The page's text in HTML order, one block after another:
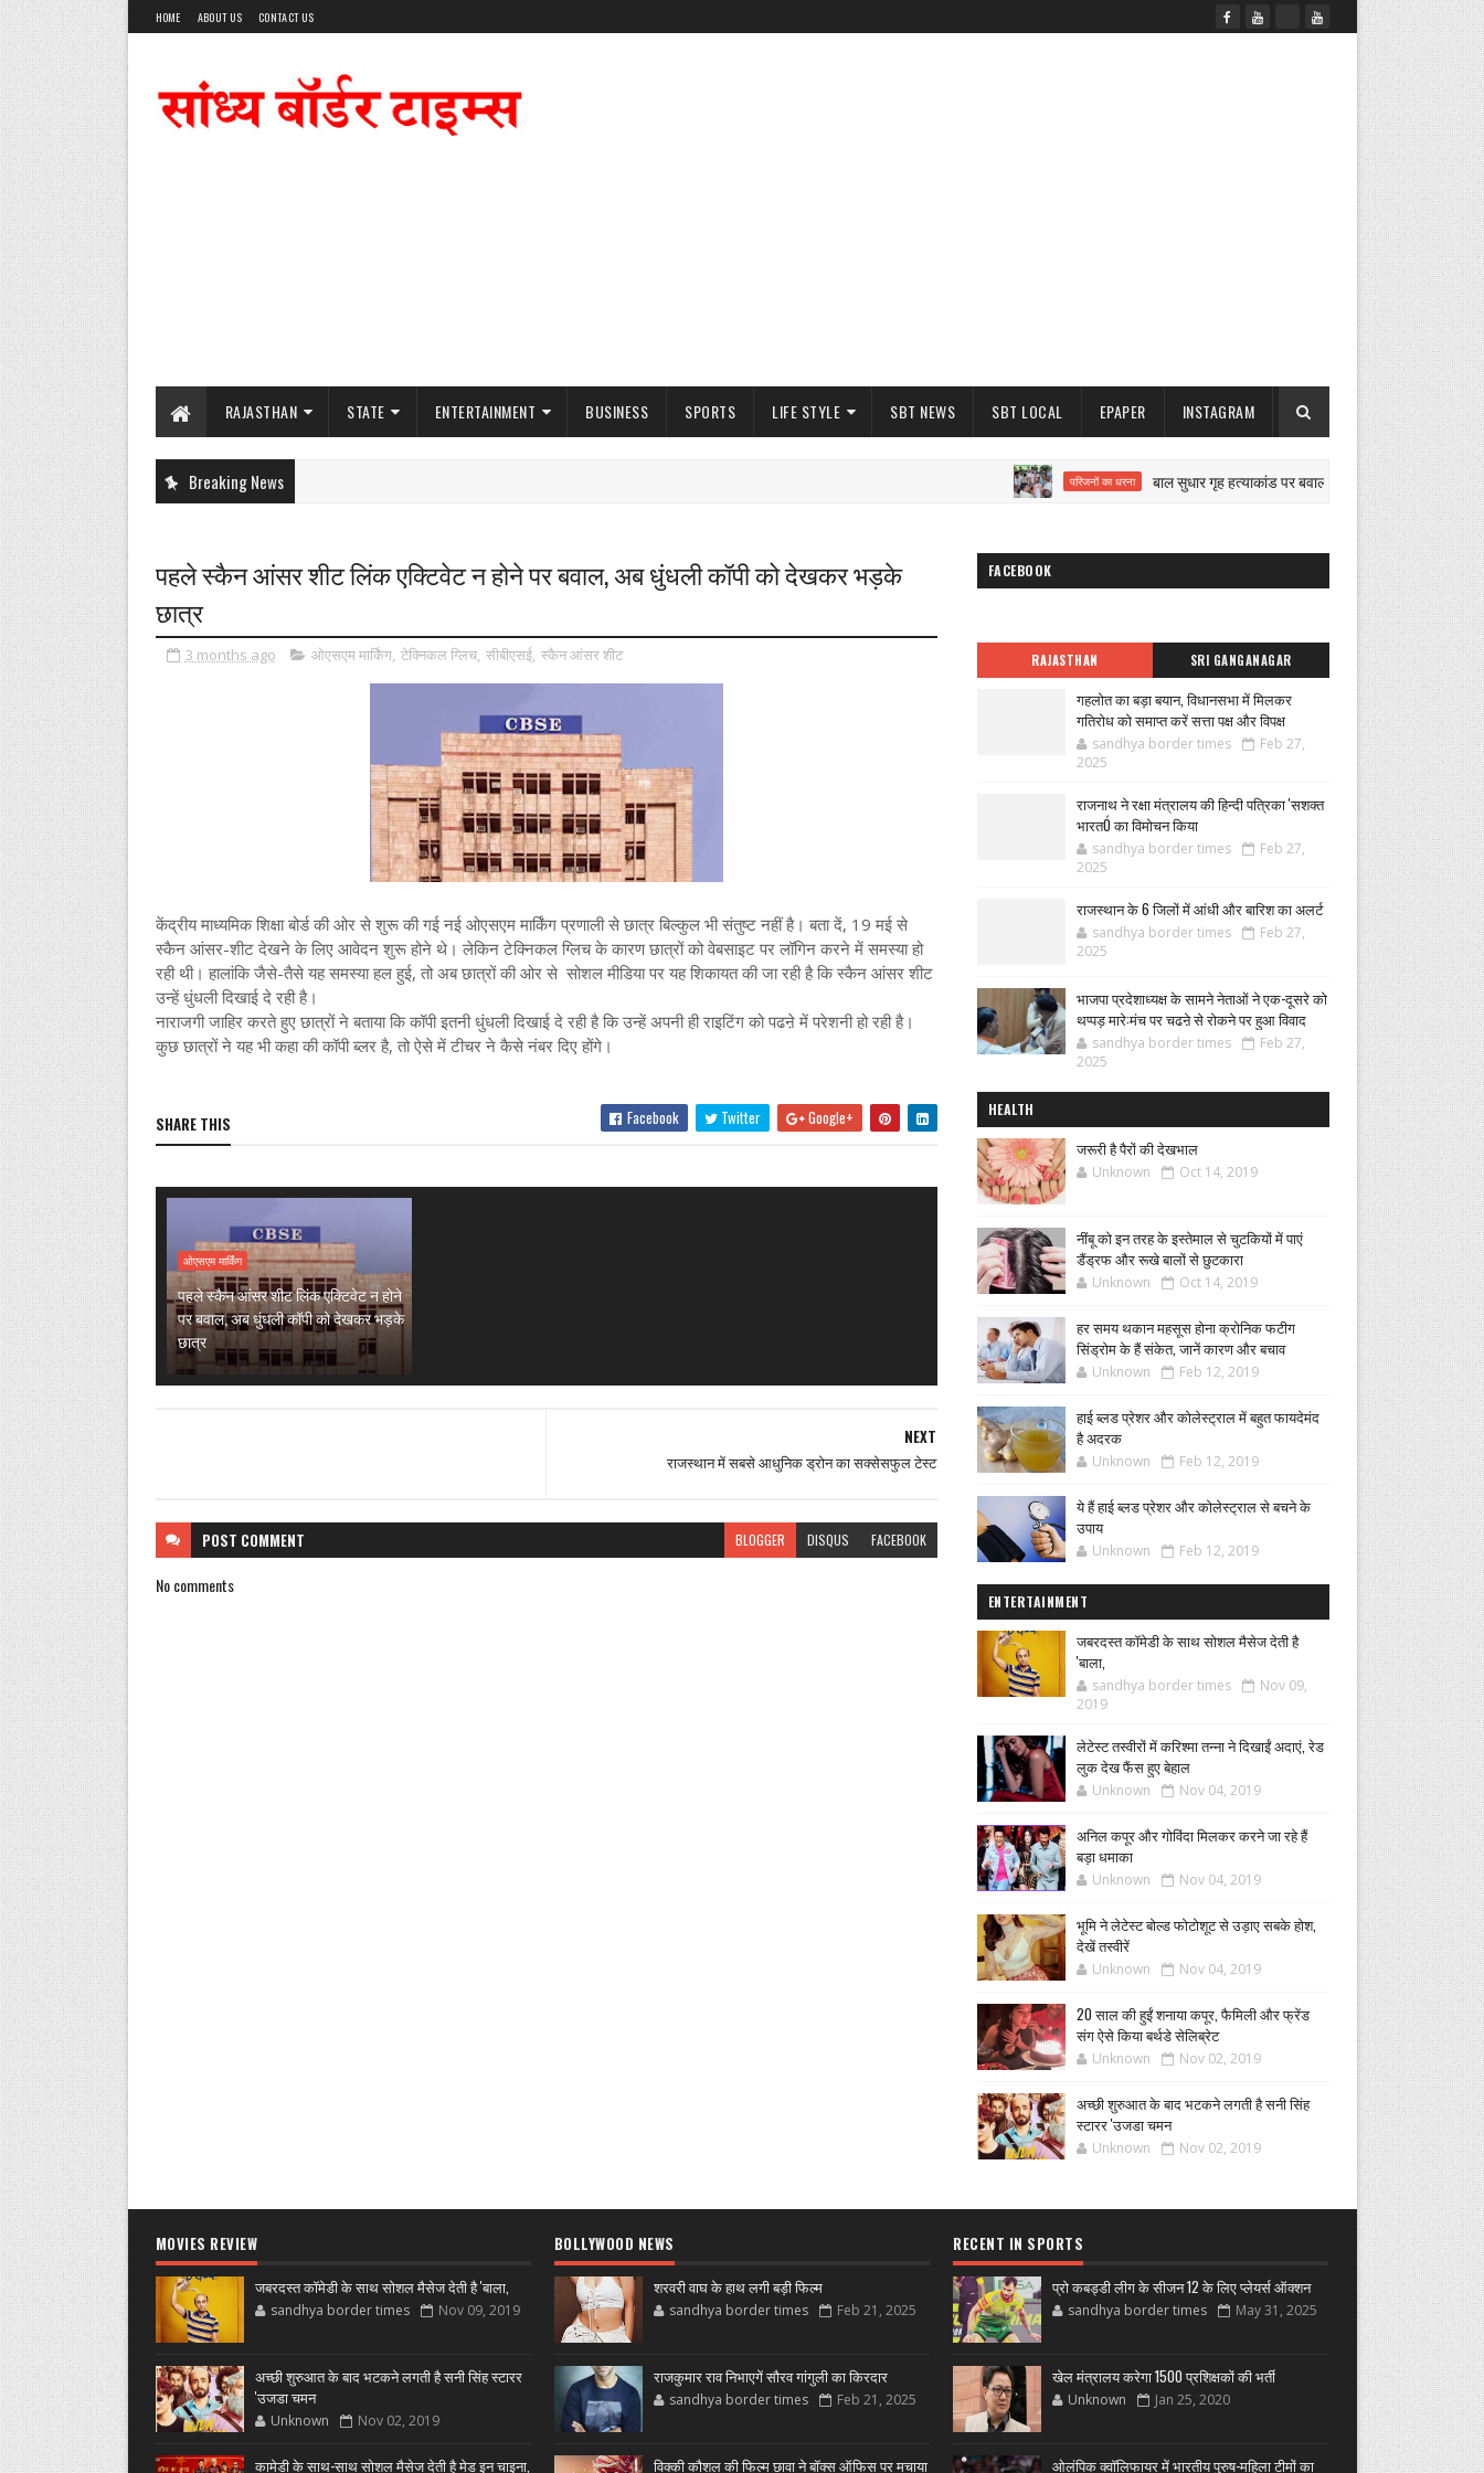
HOME ABOUT US CONTACT US
RAJASTHAN STATE ENTERTAINMENT BUSINESS SPORTS LIFE STYLE SBT NEWS SBT LOCAL EPAPER INSTAGRAM
Breaking News परिजनों का धरना बाल सुधार गृह हत्याकांड पर बवाल नगर परिषद कार्रवाई
पहले स्कैन आंसर शीट लिंक एक्टिवेट न होने पर बवाल, अब धुंधली कॉपी को देखकर भड़के
छात्र
3 months ago ओएसएम मार्किंग, टेक्निकल ग्लिच, सीबीएसई, स्कैन आंसर शीट
केंद्रीय माध्यमिक शिक्षा बोर्ड की ओर से शुरू की गई नई ओएसएम मार्किंग प्रणाली से छात्र बिल्कुल भी संतुष्ट नहीं है। बता दें, 19 मई से
स्कैन आंसर-शीट देखने के लिए आवेदन शुरू होने थे। लेकिन टेक्निकल ग्लिच के कारण छात्रों को वेबसाइट पर लॉगिन करने में समस्या हो
रही थी। हालांकि जैसे-तैसे यह समस्या हल हुई, तो अब छात्रों की ओर से सोशल मीडिया पर यह शिकायत की जा रही है कि स्कैन आंसर शीट
उन्हें धुंधली दिखाई दे रही है।
नाराजगी जाहिर करते हुए छात्रों ने बताया कि कॉपी इतनी धुंधली दिखाई दे रही है कि उन्हें अपनी ही राइटिंग को पढऩे में परेशनी हो रही है।
कुछ छात्रों ने यह भी कहा की कॉपी ब्लर है, तो ऐसे में टीचर ने कैसे नंबर दिए होंगे।
SHARE THIS Facebook Twitter Google+
ओएसएम मार्किंग
पहले स्कैन आंसर शीट लिंक एक्टिवेट न होने
पर बवाल, अब धुंधली कॉपी को देखकर भड़के
छात्र
NEXT
राजस्थान में सबसे आधुनिक ड्रोन का सक्सेसफुल टेस्ट
POST COMMENT BLOGGER DISQUS FACEBOOK
No comments
FACEBOOK
RAJASTHAN SRI GANGANAGAR
गहलोत का बड़ा बयान, विधानसभा में मिलकर
गतिरोध को समाप्त करें सत्ता पक्ष और विपक्ष
sandhya border times
Feb 27,
2025
राजनाथ ने रक्षा मंत्रालय की हिन्दी पत्रिका 'सशक्त
भारतÓ का विमोचन किया
sandhya border times
Feb 27,
2025
राजस्थान के 6 जिलों में आंधी और बारिश का अलर्ट
sandhya border times
Feb 27,
2025
भाजपा प्रदेशाध्यक्ष के सामने नेताओं ने एक-दूसरे को
थप्पड़ मारे:मंच पर चढऩे से रोकने पर हुआ विवाद
sandhya border times
Feb 27,
2025
HEALTH
जरूरी है पैरों की देखभाल
Unknown Oct 14, 2019
नींबू को इन तरह के इस्तेमाल से चुटकियों में पाएं
डैंड्रफ और रूखे बालों से छुटकारा
Unknown Oct 14, 2019
हर समय थकान महसूस होना क्रोनिक फटीग
सिंड्रोम के हैं संकेत, जानें कारण और बचाव
Unknown Feb 12, 2019
हाई ब्लड प्रेशर और कोलेस्ट्राल में बहुत फायदेमंद
है अदरक
Unknown Feb 12, 2019
ये हैं हाई ब्लड प्रेशर और कोलेस्ट्राल से बचने के
उपाय
Unknown Feb 12, 2019
ENTERTAINMENT
जबरदस्त कॉमेडी के साथ सोशल मैसेज देती है
'बाला,
sandhya border times
Nov 09,
2019
लेटेस्ट तस्वीरों में करिश्मा तन्ना ने दिखाईं अदाएं, रेड
लुक देख फैंस हुए बेहाल
Unknown Nov 04, 2019
अनिल कपूर और गोविंदा मिलकर करने जा रहे हैं
बड़ा धमाका
Unknown Nov 04, 2019
भूमि ने लेटेस्ट बोल्ड फोटोशूट से उड़ाए सबके होश,
देखें तस्वीरें
Unknown Nov 04, 2019
20 साल की हुईं शनाया कपूर, फैमिली और फ्रेंड
संग ऐसे किया बर्थडे सेलिब्रेट
Unknown Nov 02, 2019
अच्छी शुरुआत के बाद भटकने लगती है सनी सिंह
स्टारर 'उजडा चमन
Unknown Nov 02, 2019
MOVIES REVIEW
जबरदस्त कॉमेडी के साथ सोशल मैसेज देती है 'बाला,
sandhya border times Nov 09, 2019
अच्छी शुरुआत के बाद भटकने लगती है सनी सिंह स्टारर
'उजडा चमन
Unknown Nov 02, 2019
कामेडी के साथ-साथ सोशल मैसेज देती है मेड इन चाइना,
BOLLYWOOD NEWS
शरवरी वाघ के हाथ लगी बड़ी फिल्म
sandhya border times Feb 21, 2025
राजकुमार राव निभाएगें सौरव गांगुली का किरदार
sandhya border times Feb 21, 2025
विक्की कौशल की फिल्म छावा ने बॉक्स ऑफिस पर मचाया
RECENT IN SPORTS
प्रो कबड्डी लीग के सीजन 12 के लिए प्लेयर्स ऑक्शन
sandhya border times May 31, 2025
खेल मंत्रालय करेगा 1500 प्रशिक्षकों की भर्ती
Unknown Jan 25, 2020
ओलंपिक क्वॉलिफायर में भारतीय पुरुष-महिला टीमों का